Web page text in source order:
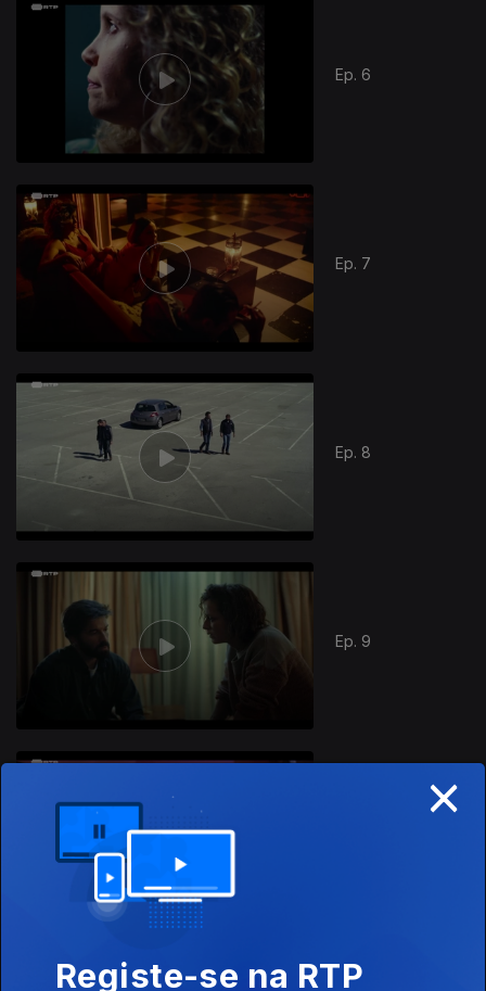
Ep. 6
Ep. 7
Ep. 8
Ep. 9
×
Registe-se na RTP